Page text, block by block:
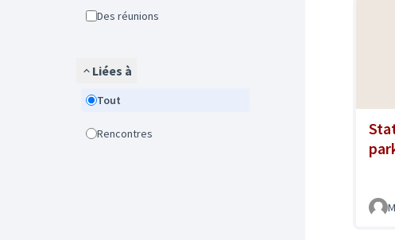
Des réunions
Liées à
Tout
Rencontres